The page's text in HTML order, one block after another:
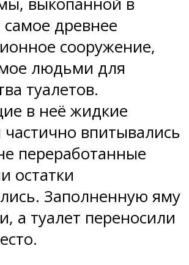
древнее
сооружение,
людьми для
туалетов.
в неё жидкие
частично впитывались
переработанные
остатки
Заполненную яму
а туалет переносили